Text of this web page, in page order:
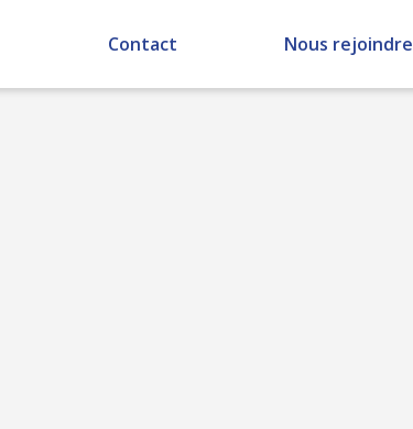
Contact Nous rejoindre